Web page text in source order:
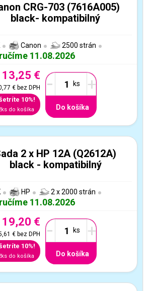
CRG-703 (7616A005)
black- kompatibilný
Canon 2500 strán
11.08.2026
13,25 €
€bez DPH
10%!
do košíka
- +
Do košíka
2 x HP 12A (Q2612A)
black - kompatibilný
HP 2 x 2000 strán
11.08.2026
19,20 €
€bez DPH
10%!
do košíka
- +
Do košíka